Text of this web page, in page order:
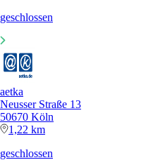
geschlossen
aetka
Neusser Straße 13
50670 Köln
1,22 km
geschlossen